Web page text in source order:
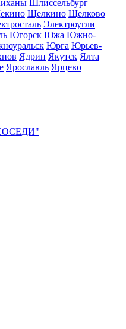
Шлиссельбург
Щелкино Щелково
Электроугли
Югорск Южа Южно-
Юрга Юрьев-
Ядрин Якутск Ялта
Ярославль Ярцево